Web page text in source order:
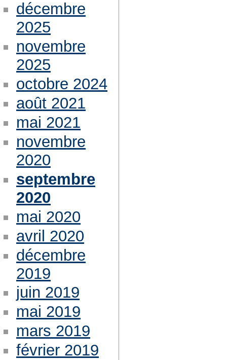
décembre
2025
novembre
2025
octobre 2024
août 2021
mai 2021
novembre
2020
septembre
2020
mai 2020
avril 2020
décembre
2019
juin 2019
mai 2019
mars 2019
février 2019